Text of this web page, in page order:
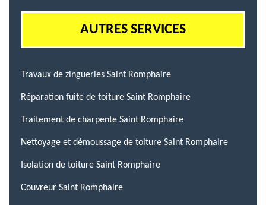
AUTRES SERVICES
Travaux de zingueries Saint Romphaire
Réparation fuite de toiture Saint Romphaire
Traitement de charpente Saint Romphaire
Nettoyage et démoussage de toiture Saint Romphaire
Isolation de toiture Saint Romphaire
Couvreur Saint Romphaire